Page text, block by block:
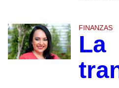
FINANZAS
La